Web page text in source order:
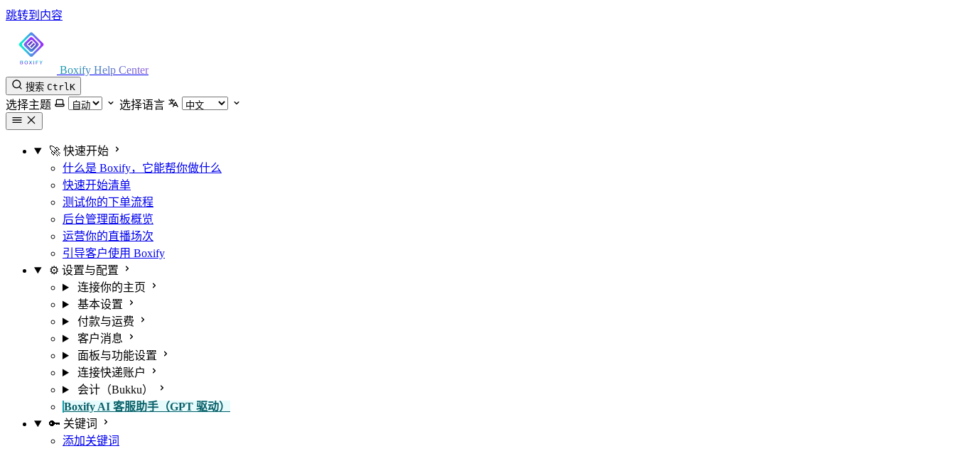
跳转到内容
Boxify Help Center
搜索 CtrlK
选择主题 选择语言
🚀 快速开始
什么是 Boxify，它能帮你做什么
快速开始清单
测试你的下单流程
后台管理面板概览
运营你的直播场次
引导客户使用 Boxify
⚙️ 设置与配置
连接你的主页
基本设置
付款与运费
客户消息
面板与功能设置
连接快递账户
会计（Bukku）
Boxify AI 客服助手（GPT 驱动）
🔑 关键词
添加关键词